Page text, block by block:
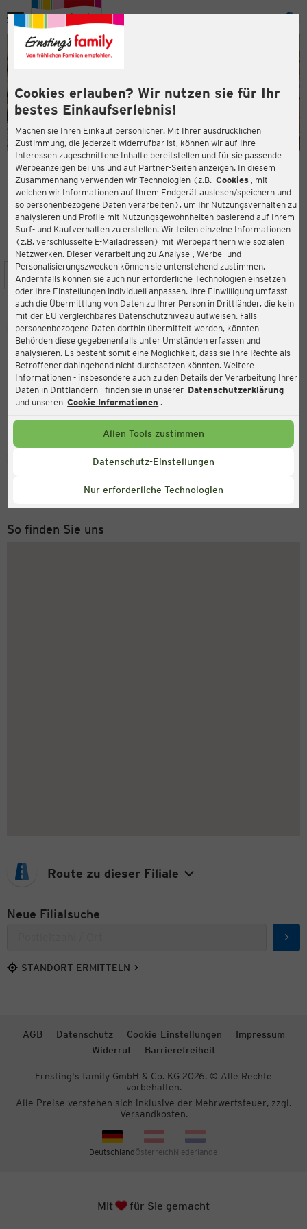
Cookies erlauben? Wir nutzen sie für Ihr
bestes Einkaufserlebnis!
Machen sie Ihren Einkauf persönlicher. Mit Ihrer ausdrücklichen
Zustimmung, die jederzeit widerrufbar ist, können wir auf Ihre
Interessen zugeschnittene Inhalte bereitstellen und für sie passende
Werbeanzeigen bei uns und auf Partner-Seiten anzeigen. In diesem
Zusammenhang verwenden wir Technologien (z.B. Cookies , mit
welchen wir Informationen auf Ihrem Endgerät auslesen/speichern und
so personenbezogene Daten verarbeiten), um Ihr Nutzungsverhalten zu
analysieren und Profile mit Nutzungsgewohnheiten basierend auf Ihrem
Surf- und Kaufverhalten zu erstellen. Wir teilen einzelne Informationen
(z.B. verschlüsselte E-Mailadressen) mit Werbepartnern wie sozialen
Netzwerken. Dieser Verarbeitung zu Analyse-, Werbe- und
Personalisierungszwecken können sie untenstehend zustimmen.
Andernfalls können sie auch nur erforderliche Technologien einsetzen
oder Ihre Einstellungen individuell anpassen. Ihre Einwilligung umfasst
auch die Übermittlung von Daten zu Ihrer Person in Drittländer, die kein
mit der EU vergleichbares Datenschutzniveau aufweisen. Falls
personenbezogene Daten dorthin übermittelt werden, könnten
Behörden diese gegebenenfalls unter Umständen erfassen und
analysieren. Es besteht somit eine Möglichkeit, dass sie Ihre Rechte als
Betroffener dahingehend nicht durchsetzen könnten. Weitere
Informationen - insbesondere auch zu den Details der Verarbeitung Ihrer
Daten in Drittländern - finden sie in unserer Datenschutzerklärung
und unseren Cookie Informationen .
Allen Tools zustimmen
Datenschutz-Einstellungen
Nur erforderliche Technologien
Menü
ERNSTING'S FAMILY FILIALE
Mannheimer Landstraße 2
68782 Brühl
4,1
Bewertung:
STANDORT SERVICES SORTIMENT AKTIONEN
Ernsting's family
Mannheimer Landstraße 2, 68782 Brühl
Service Hotline
Montag bis Freitag 8-18 Uhr
So finden Sie uns
Route zu dieser Filiale
Neue Filialsuche
STANDORT ERMITTELN
AGB Datenschutz Cookie-Einstellungen
Impressum
Widerruf
Barrierefreiheit
Ernsting's family GmbH & Co. KG 2026. © Alle Rechte
vorbehalten.
Alle Preise verstehen sich inklusive der Mehrwertsteuer, zzgl.
Versandkosten.
DeutschlandÖsterreichNiederlande
MitHerz
für Sie gemacht